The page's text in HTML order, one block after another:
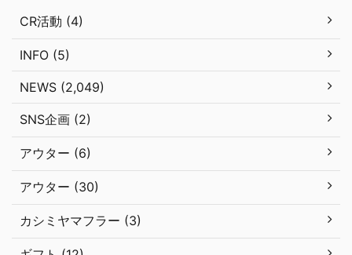
CR活動 (4)
INFO (5)
NEWS (2,049)
SNS企画 (2)
アウター (6)
アウター (30)
カシミヤマフラー (3)